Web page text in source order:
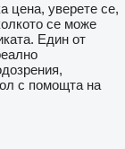
цена, уверете се,
се може
Един от
с помощта на